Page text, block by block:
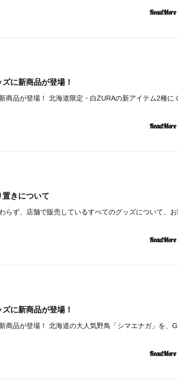
ReadMore
に新商品が登場！
商品が登場！ 北海道限定・白ZURAの新アイテム2種に
ReadMore
きについて
らず、店舗で販売しているすべてのグッズについて、
ReadMore
に新商品が登場！
商品が登場！ 北海道の大人気野鳥「シマエナガ」を、
ReadMore